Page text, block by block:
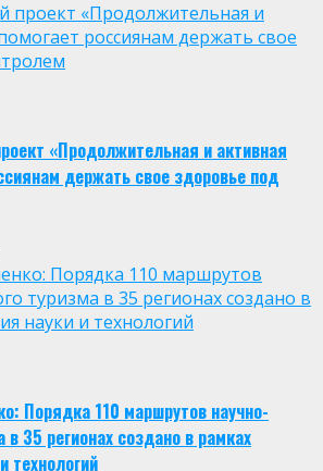
проект «Продолжительная и
россиянам держать свое
«Продолжительная и активная
держать свое здоровье под
Порядка 110 маршрутов
туризма в 35 регионах создано в
науки и технологий
Порядка 110 маршрутов научно-
в 35 регионах создано в рамках
технологий